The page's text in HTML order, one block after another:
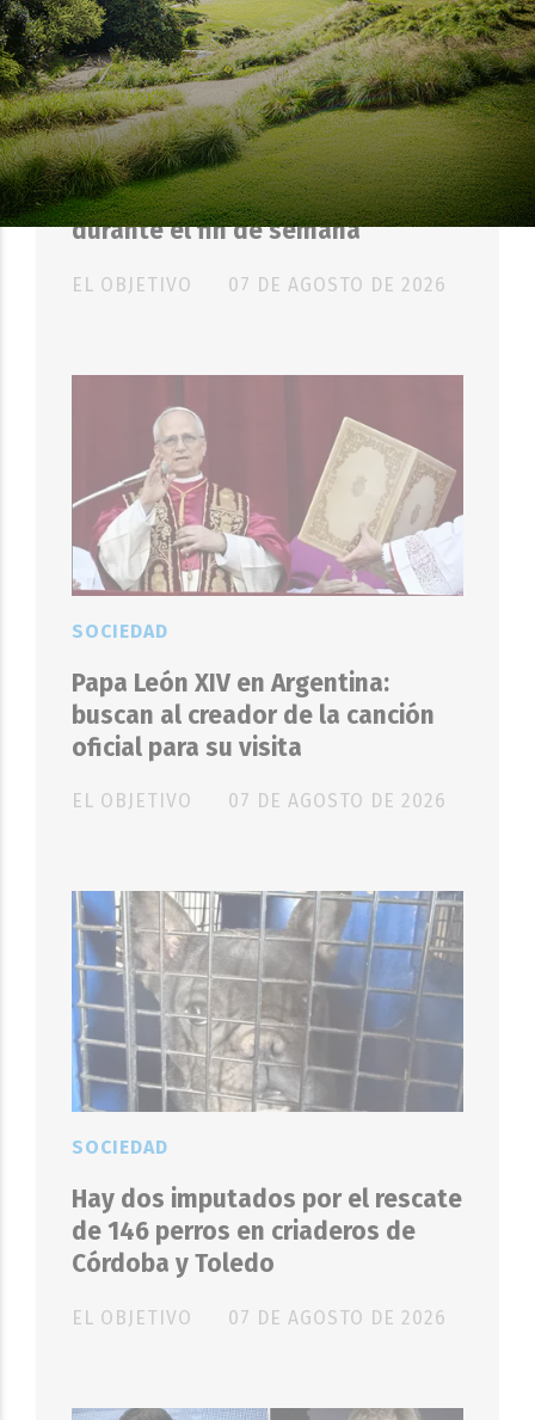
Eventos masivos: estas son las
zonas habilitadas de
estacionamiento controlado
durante el fin de semana
EL OBJETIVO
SOCIEDAD
07 DE AGOSTO DE 2026
Papa León XIV en Argentina:
buscan al creador de la canción
oficial para su visita
EL OBJETIVO
SOCIEDAD
07 DE AGOSTO DE 2026
Hay dos imputados por el rescate
de 146 perros en criaderos de
Córdoba y Toledo
EL OBJETIVO
SOCIEDAD
07 DE AGOSTO DE 2026